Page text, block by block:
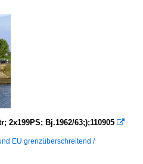
2x199PS; Bj.1962/63;);110905 
EU grenzüberschreitend /